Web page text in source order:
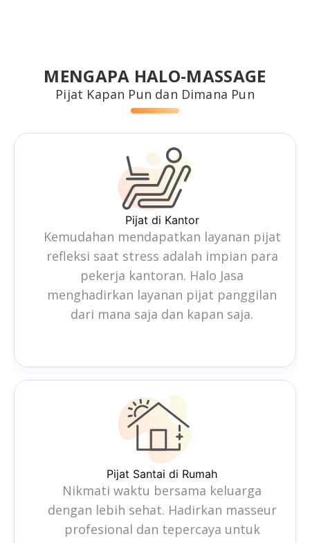
MENGAPA HALO-MASSAGE
Pijat Kapan Pun dan Dimana Pun
Pijat di Kantor
Kemudahan mendapatkan layanan pijat
refleksi saat stress adalah impian para
pekerja kantoran. Halo Jasa
menghadirkan layanan pijat panggilan
dari mana saja dan kapan saja.
Pijat Santai di Rumah
Nikmati waktu bersama keluarga
dengan lebih sehat. Hadirkan masseur
profesional dan tepercaya untuk